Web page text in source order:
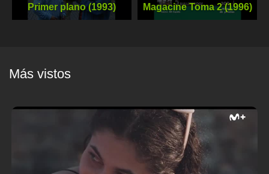
Primer plano (1993) Magacine Toma 2 (1996)
Más vistos